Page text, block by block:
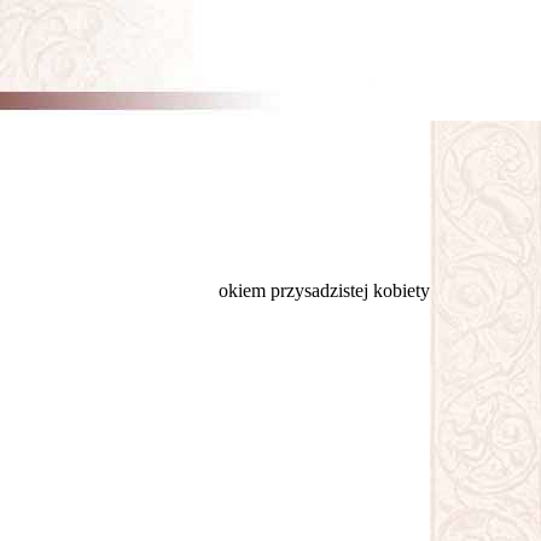
okiem przysadzistej kobiety